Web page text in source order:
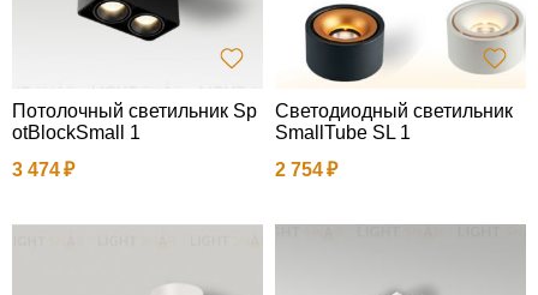
Потолочный светильник Sp
otBlockSmall 1
3 474
Светодиодный светильник
SmallTube SL 1
2 754